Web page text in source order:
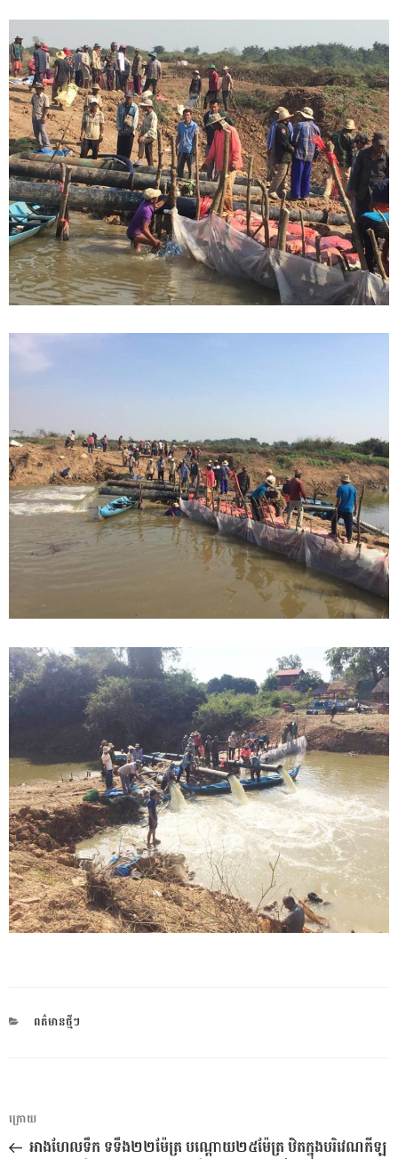
CATEGORIES
ពត៌មានថ្មីៗ
ការ​
នាំទិស​
អត្ថបទ
មុន
ក្រោយ
អាងហែលទឹក ទទឹង២២ម៉ែត្រ បណ្តោយ២៥ម៉ែត្រ ឋិតក្នុងបរិវេណកីឡ